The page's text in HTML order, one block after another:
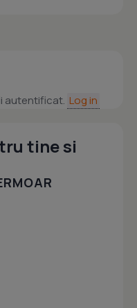
autentificat. Log in
tine si